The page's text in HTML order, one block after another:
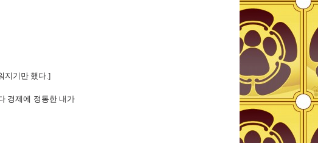
지기만 했다.]
경제에 정통한 내가